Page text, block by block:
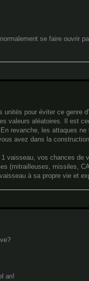
se faire ouvrir
pour éviter ce genre
valeurs aléatoires. Il est
revanche, les attaques
avez dans la
vos chances de
(mitrailleuses, missiles,
à sa propre vie et
an!